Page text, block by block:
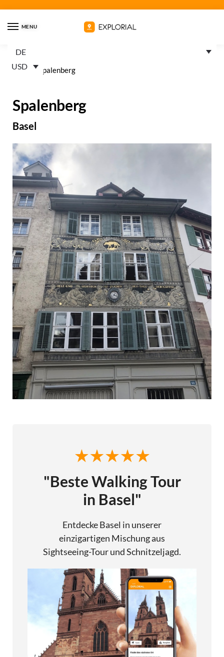
MENU
DE
USD
Home » Spalenberg
Spalenberg
Basel
"Beste Walking Tour
in Basel"
Entdecke Basel in unserer
einzigartigen Mischung aus
Sightseeing-Tour und Schnitzeljagd.